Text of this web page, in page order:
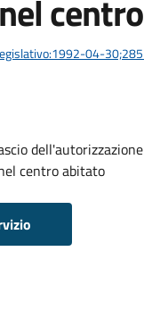
04-
centro abitato